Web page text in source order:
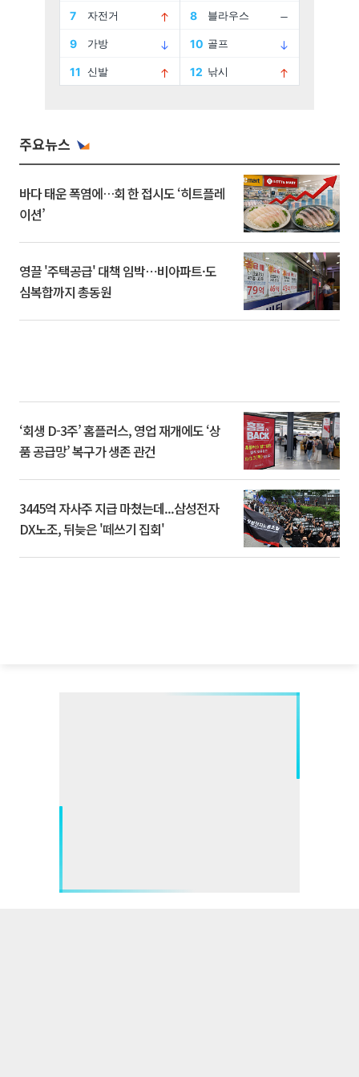
주요뉴스
바다 태운 폭염에…회 한 접시도 ‘히트플레
이션’
영끌 '주택공급' 대책 임박⋯비아파트·도
심복합까지 총동원
‘회생 D-3주’ 홈플러스, 영업 재개에도 ‘상
품 공급망’ 복구가 생존 관건
3445억 자사주 지급 마쳤는데...삼성전자
DX노조, 뒤늦은 '떼쓰기 집회'